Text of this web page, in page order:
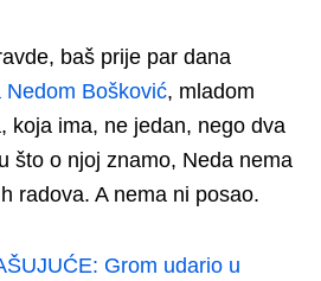
baš prije par dana
Nedom Bošković, mladom
koja ima, ne jedan, nego dva
što o njoj znamo, Neda nema
radova. A nema ni posao.
Grom udario u